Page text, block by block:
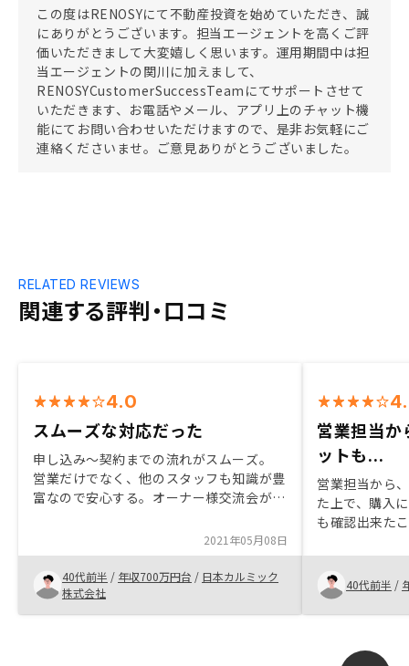
この度はRENOSYにて不動産投資を始めていただき、誠
にありがとうございます。担当エージェントを高くご評
価いただきまして大変嬉しく思います。運用期間中は担
当エージェントの関川に加えまして、
RENOSYCustomerSuccessTeamにてサポートさせて
いただきます、お電話やメール、アプリ上のチャット機
能にてお問い合わせいただけますので、是非お気軽にご
連絡くださいませ。ご意見ありがとうございました。
関連する評判・口コミ
RELATED REVIEWS
4.0
スムーズな対応だった
申し込み〜契約までの流れがスムーズ。
営業だけでなく、他のスタッフも知識が豊
富なので安心する。オーナー様交流会が有
2021年05月08日
40代前半 / 年収700万円台 / 日本カルミック
株式会社
営業担当か
ットも...
営業担当から
た上で、購入
も確認出来た
で、地図上で
ような工夫が
思います。
40代前半 /